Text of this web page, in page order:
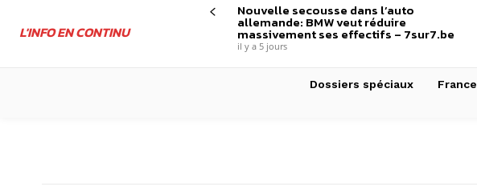
L'INFO EN CONTINU
Nouvelle secousse dans l’auto
allemande: BMW veut réduire
massivement ses effectifs – 7sur7.be
il y a 5 jours
Dossiers spéciaux France